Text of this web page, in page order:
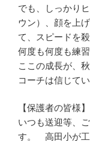
でも、しっかり
ウン）、顔を上
て、スピードを
何度も何度も練習
ここの成長が、
コーチは信じてい
【保護者の皆様】
いつも送迎等、
す。 高田小が工